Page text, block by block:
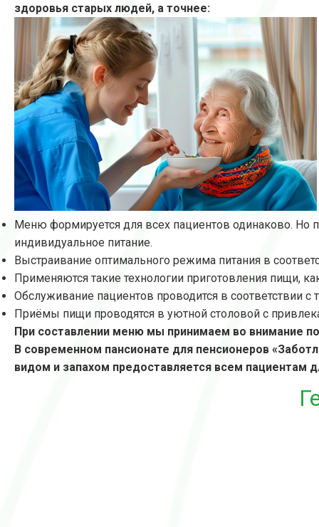
здоровья старых людей, а точнее:
Меню формируется для всех пациентов одинаково. Но
индивидуальное питание.
Выстраивание оптимального режима питания в
Применяются такие технологии приготовления пищи,
Обслуживание пациентов проводится в соответствии
Приёмы пищи проводятся в уютной столовой с
При составлении меню мы принимаем во внимание
В современном пансионате для пенсионеров
видом и запахом предоставляется всем пациентам